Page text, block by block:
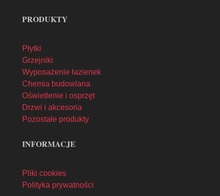
PRODUKTY
Płytki
Grzejniki
Wyposażenie łazienek
Chemia budowlana
Oświetlenie i osprzęt
Drzwi i akcesoria
Pozostałe produkty
INFORMACJE
Pliki cookies
Polityka prywatności